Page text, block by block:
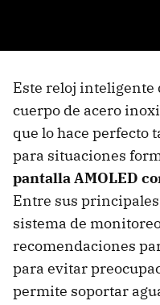
Este reloj inteligente
cuerpo de acero
que lo hace perfecto
para situaciones
pantalla AMOLED
Entre sus
sistema de
recomendaciones
para evitar
permite soportar